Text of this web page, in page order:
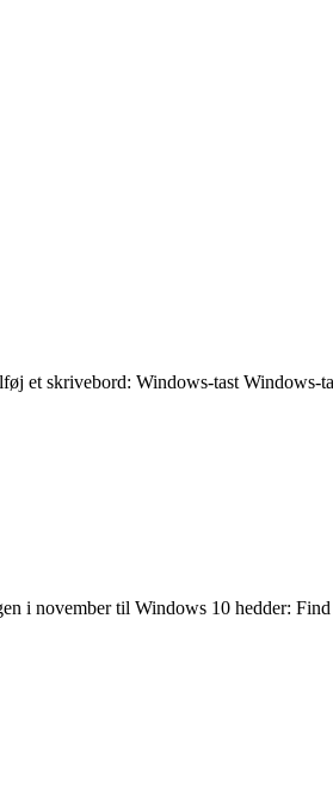
et skrivebord: Windows-tast
i november til Windows 10 hedder: